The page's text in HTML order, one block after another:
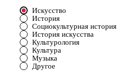
Искусство
История
Социокультурная история
История искусства
Культурология
Культура
Музыка
Другое